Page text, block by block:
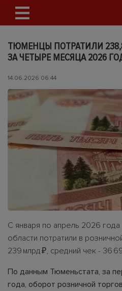
ТЮМЕНЦЫ ПОТРАТИЛИ
ЗА ЧЕТЫРЕ МЕСЯЦА 2026
14.06.2026 06:44
С января по апрель 2026
области потратили в
239 млрд ₽, средний чек - 36
По данным Тюменьстата, за
года, оборот розничной